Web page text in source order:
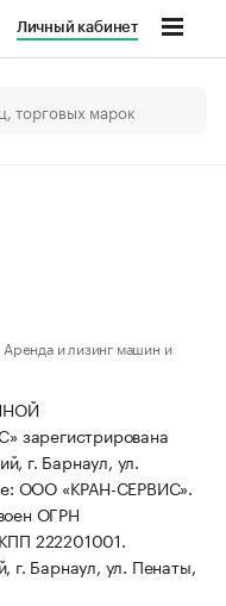
Личный кабинет
Аренда и лизинг машин и
г. Барнаул, ул.
ООО «КРАН-СЕРВИС».
ОГРН
222201001.
г. Барнаул, ул. Пенаты,